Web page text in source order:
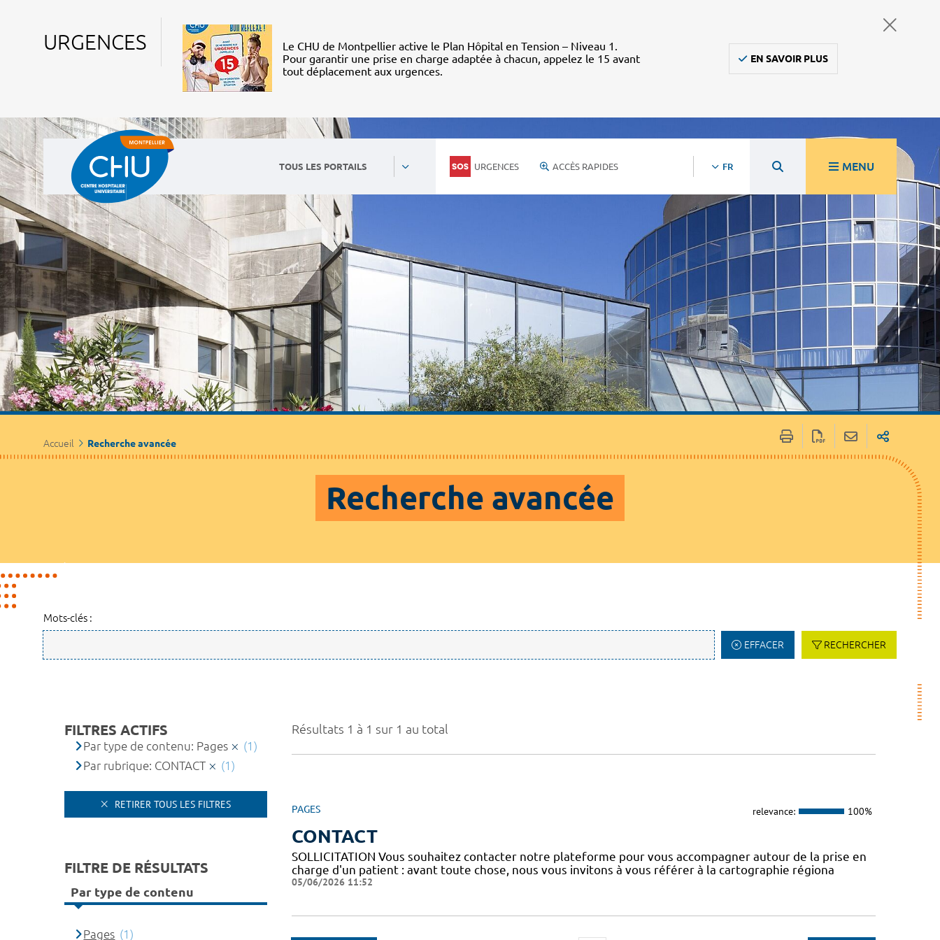
URGENCES
Le CHU de Montpellier active le Plan Hôpital en Tension – Niveau 1.
Pour garantir une prise en charge adaptée à chacun, appelez le 15 avant
tout déplacement aux urgences.
EN SAVOIR PLUS
TOUS LES PORTAILS URGENCES ACCÈS RAPIDES FR MENU
Accueil Recherche avancée
Recherche avancée
Mots-clés :
EFFACER RECHERCHER
Résultats 1 à 1 sur 1 au total
PAGES relevance: 100%
CONTACT
SOLLICITATION Vous souhaitez contacter notre plateforme pour vous accompagner autour de la prise en
charge d'un patient : avant toute chose, nous vous invitons à vous référer à la cartographie régiona
05/06/2026 11:52
FILTRES ACTIFS
Par type de contenu: Pages
(1)
Par rubrique: CONTACT
(1)
RETIRER TOUS LES FILTRES
FILTRE DE RÉSULTATS
Par type de contenu
Pages (1)